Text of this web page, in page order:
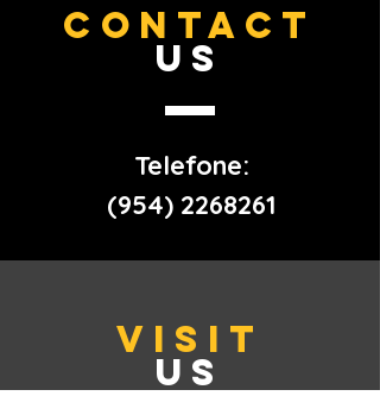
CONTACT
US
Telefone:
(954) 2268261
VISIT
US